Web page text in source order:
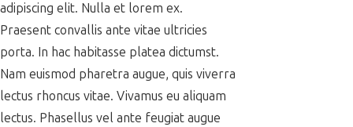
adipiscing elit. Nulla et lorem ex.
Praesent convallis ante vitae ultricies
porta. In hac habitasse platea dictumst.
Nam euismod pharetra augue, quis viverra
lectus rhoncus vitae. Vivamus eu aliquam
lectus. Phasellus vel ante feugiat augue